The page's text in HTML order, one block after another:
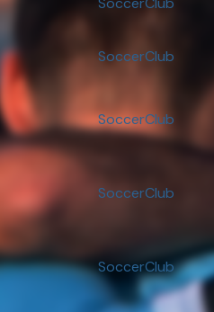
SoccerClub
SoccerClub
SoccerClub
SoccerClub